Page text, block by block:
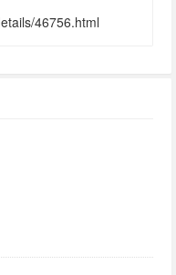
46756.html